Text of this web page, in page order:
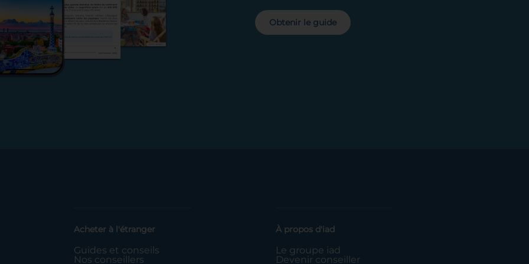
Obtenir le guide
Acheter à l'étranger
Guides et conseils
Nos conseillers
À propos d'iad
Le groupe iad
Devenir conseiller